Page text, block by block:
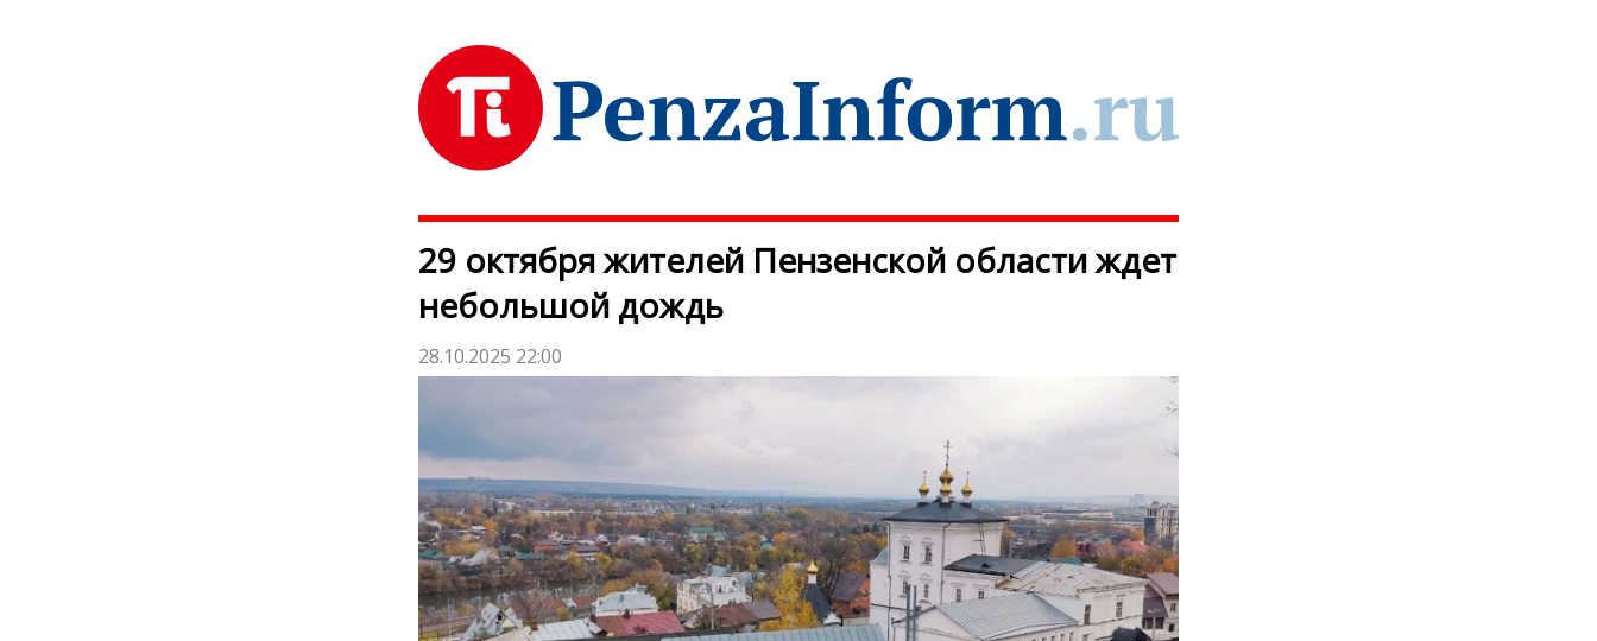
29 октября жителей Пензенской области ждет
небольшой дождь
28.10.2025 22:00